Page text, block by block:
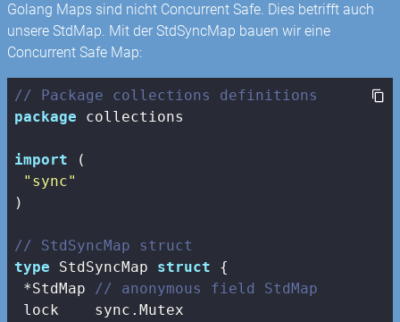
Golang Maps sind nicht Concurrent Safe. Dies betrifft auch
unsere StdMap. Mit der StdSyncMap bauen wir eine
Concurrent Safe Map:
// Package collections definitions
package collections
import (
"sync"
)
// StdSyncMap struct
type StdSyncMap struct {
*StdMap // anonymous field StdMap
lock    sync.Mutex